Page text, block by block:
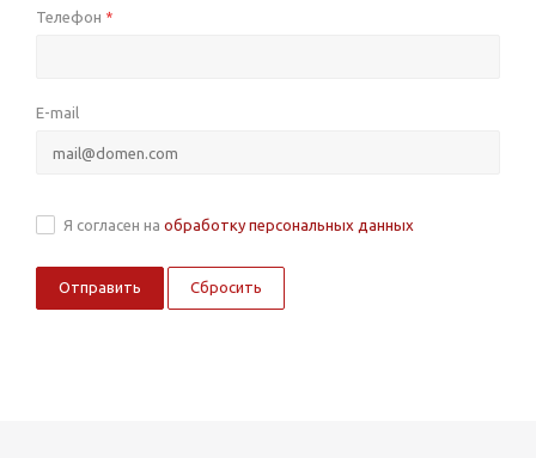
Телефон *
E-mail
Я согласен на обработку персональных данных
Сбросить